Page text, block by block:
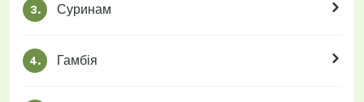
3. Суринам
4. Гамбія